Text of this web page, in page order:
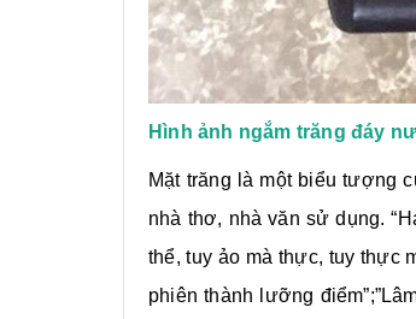
Hình ảnh ngắm trăng đáy
Mặt trăng là một biểu tượng
nhà thơ, nhà văn sử dụng.
thể, tuy ảo mà thực, tuy thực
phiên thành lưỡng